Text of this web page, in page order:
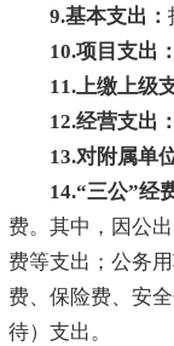
9.基本支出：
10.项目支出
11.上缴上级
12.经营支出
13.对附属单
14.“三公”经
费。其中，因公
费等支出；公务
费、保险费、安
待）支出。